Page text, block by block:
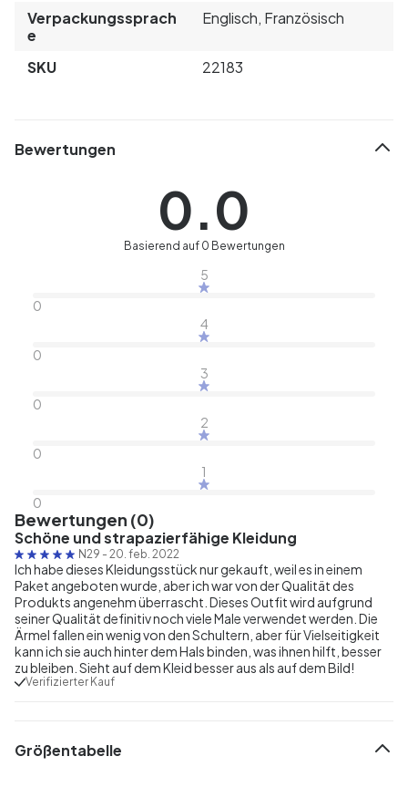
Verpackungssprach
e
Englisch, Französisch
SKU 22183
Bewertungen
0.0
Basierend auf 0 Bewertungen
5
0
4
0
3
0
2
0
1
0
Bewertungen (0)
Schöne und strapazierfähige Kleidung
N29 - 20. feb. 2022
Ich habe dieses Kleidungsstück nur gekauft, weil es in einem
Paket angeboten wurde, aber ich war von der Qualität des
Produkts angenehm überrascht. Dieses Outfit wird aufgrund
seiner Qualität definitiv noch viele Male verwendet werden. Die
Ärmel fallen ein wenig von den Schultern, aber für Vielseitigkeit
kann ich sie auch hinter dem Hals binden, was ihnen hilft, besser
zu bleiben. Sieht auf dem Kleid besser aus als auf dem Bild!
Verifizierter Kauf
Größentabelle